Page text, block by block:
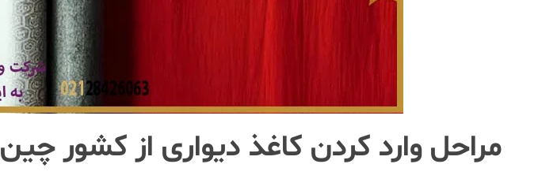
مراحل وارد کردن کاغذ دیواری از کشور چین